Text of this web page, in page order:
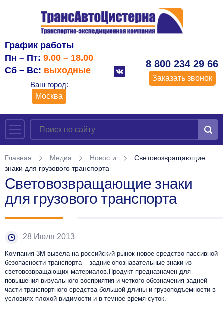
График работы
Пн – Пт: 9.00 – 18.00
Сб – Вс: выходные
Ваш город:
Москва
8 800 234 29 66
Заказать звонок
Главная Медиа Новости
Световозвращающие
знаки для грузового транспорта
Световозвращающие знаки
для грузового транспорта
28 Июля 2013
Компания 3М вывела на российский рынок новое средство пассивной
безопасности транспорта – задние опознавательные знаки из
световозвращающих материалов.Продукт предназначен для
повышения визуального восприятия и четкого обозначения задней
части транспортного средства большой длины и грузоподъемности в
условиях плохой видимости и в темное время суток.